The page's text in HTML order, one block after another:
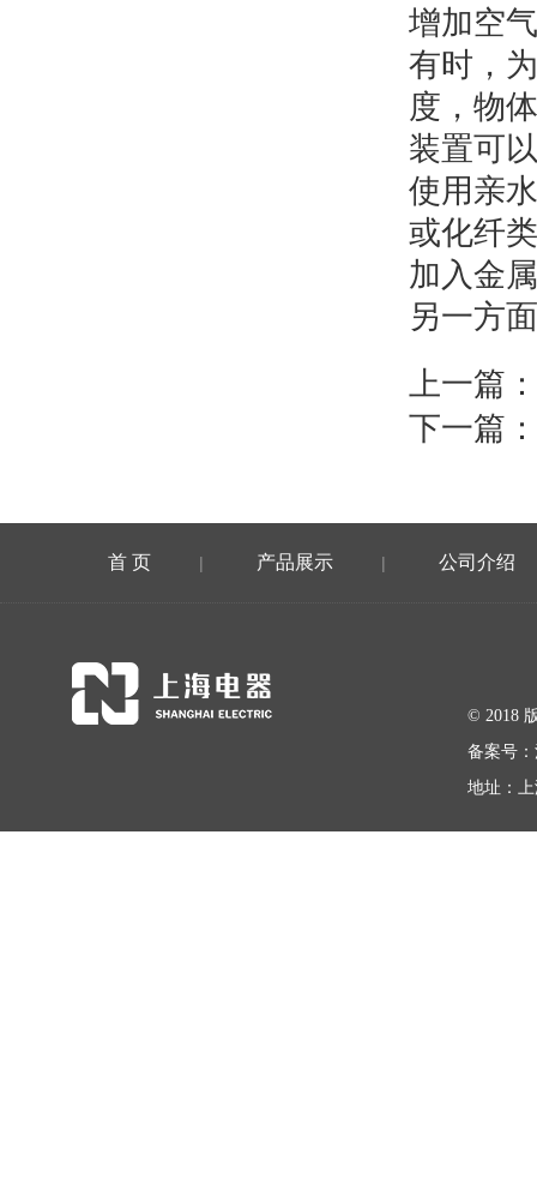
增加空
有时，
度，物
装置可
使用亲
或化纤
加入金
另一方
上一篇：
下一篇：
首 页 | 产品展示 | 公司介绍
© 2018
备案号：
地址：